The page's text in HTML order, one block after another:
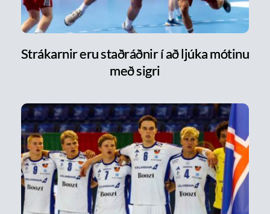
Strákarnir eru staðráðnir í að ljúka mótinu
með sigri